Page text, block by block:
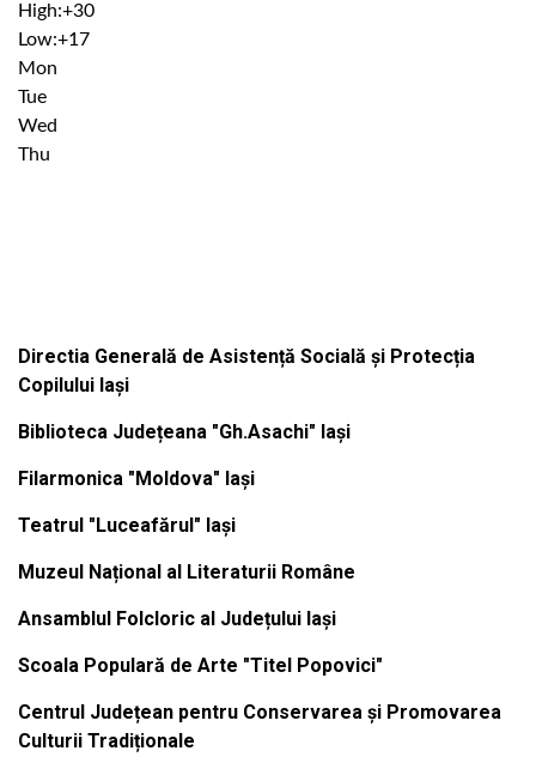
High:+30
Low:+17
Mon
Tue
Wed
Thu
Directia Generală de Asistență Socială și Protecția
Copilului Iași
Biblioteca Județeana "Gh.Asachi" Iași
Filarmonica "Moldova" Iași
Teatrul "Luceafărul" Iași
Muzeul Național al Literaturii Române
Ansamblul Folcloric al Județului Iași
Scoala Populară de Arte "Titel Popovici"
Centrul Județean pentru Conservarea și Promovarea
Culturii Tradiționale